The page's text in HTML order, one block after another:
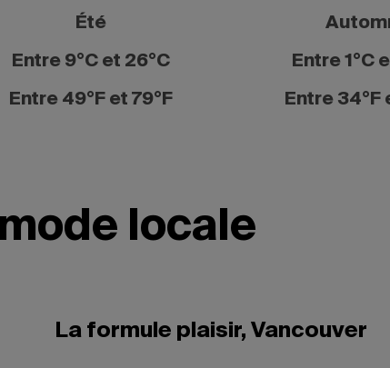
Été
Entre 9°C et 26°C
Entre 49°F et 79°F
Entre 1°C
Entre 34°F
locale
La formule plaisir, Vancouver